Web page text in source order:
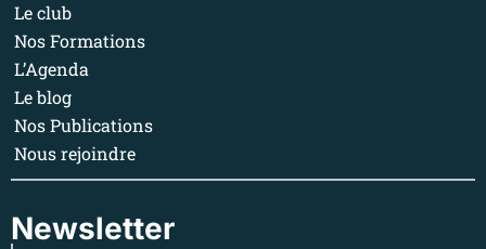
Le club
Nos Formations
L’Agenda
Le blog
Nos Publications
Nous rejoindre
Newsletter